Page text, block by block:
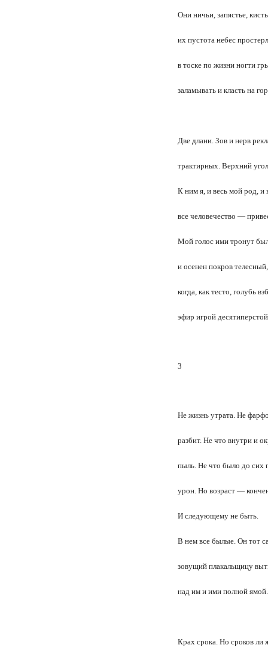
Они ничьи, запястье,
их пустота небес
в тоске по жизни ногти
заламывать и класть на
Две длани. Зов и нерв
трактирных. Верхний
К ним я, и весь мой род, и
все человечество —
Мой голос ими тронут
и осенен покров телесный,
когда, как тесто, голубь
эфир игрой
3
Не жизнь утрата. Не
разбит. Не что внутри и
пыль. Не что было до сих
урон. Но возраст —
И следующему не быть.
В нем все былые. Он тот
зовущий плакальщицу
над им и ими полной ямой.
Крах срока. Но сроков ли